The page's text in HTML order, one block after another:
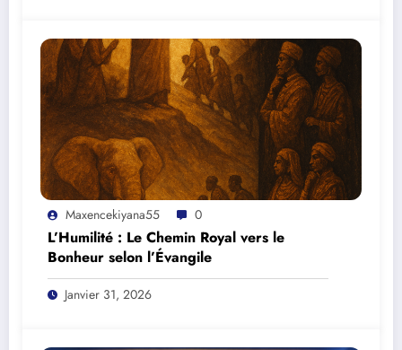
Maxencekiyana55 0
L’Humilité : Le Chemin Royal vers le
Bonheur selon l’Évangile
Janvier 31, 2026